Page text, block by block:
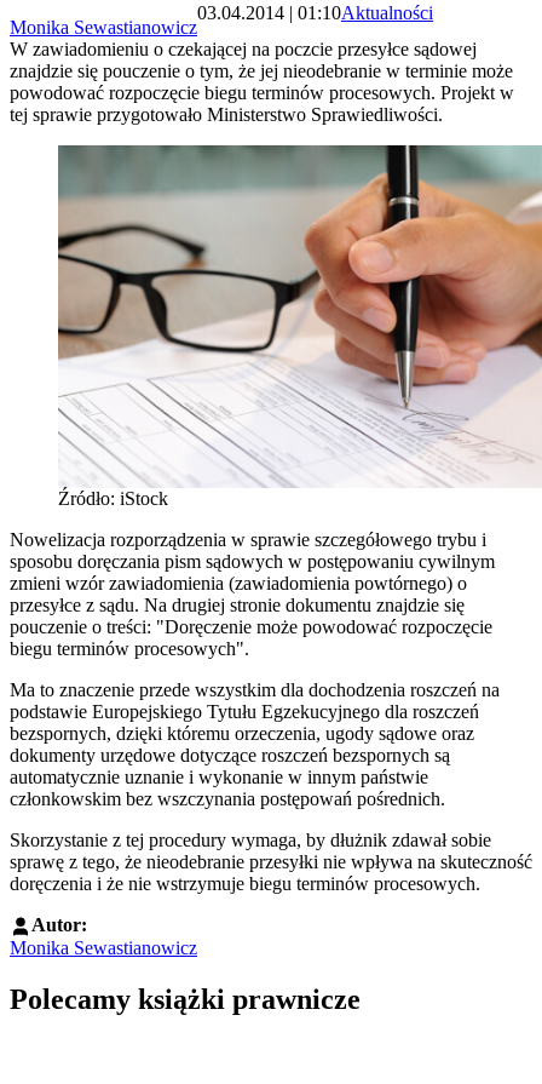
Monika Sewastianowicz
03.04.2014 | 01:10Aktualności
W zawiadomieniu o czekającej na poczcie przesyłce sądowej
znajdzie się pouczenie o tym, że jej nieodebranie w terminie może
powodować rozpoczęcie biegu terminów procesowych. Projekt w
tej sprawie przygotowało Ministerstwo Sprawiedliwości.
Źródło: iStock
Nowelizacja rozporządzenia w sprawie szczegółowego trybu i
sposobu doręczania pism sądowych w postępowaniu cywilnym
zmieni wzór zawiadomienia (zawiadomienia powtórnego) o
przesyłce z sądu. Na drugiej stronie dokumentu znajdzie się
pouczenie o treści: "Doręczenie może powodować rozpoczęcie
biegu terminów procesowych".
Ma to znaczenie przede wszystkim dla dochodzenia roszczeń na
podstawie Europejskiego Tytułu Egzekucyjnego dla roszczeń
bezspornych, dzięki któremu orzeczenia, ugody sądowe oraz
dokumenty urzędowe dotyczące roszczeń bezspornych są
automatycznie uznanie i wykonanie w innym państwie
członkowskim bez wszczynania postępowań pośrednich.
Skorzystanie z tej procedury wymaga, by dłużnik zdawał sobie
sprawę z tego, że nieodebranie przesyłki nie wpływa na skuteczność
doręczenia i że nie wstrzymuje biegu terminów procesowych.
Autor:
Monika Sewastianowicz
Polecamy książki prawnicze